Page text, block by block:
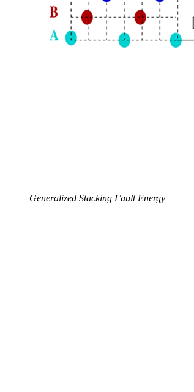
Generalized Stacking Fault Energy